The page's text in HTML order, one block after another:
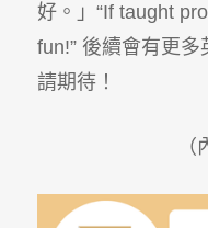
好。」“If taught
fun!” 後續會有更
請期待！